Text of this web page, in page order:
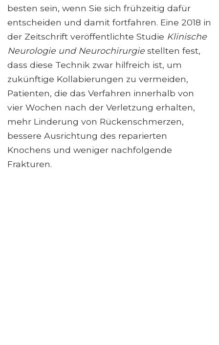
besten sein, wenn Sie sich frühzeitig dafür
entscheiden und damit fortfahren. Eine 2018 in
der Zeitschrift veröffentlichte Studie Klinische
Neurologie und Neurochirurgie stellten fest,
dass diese Technik zwar hilfreich ist, um
zukünftige Kollabierungen zu vermeiden,
Patienten, die das Verfahren innerhalb von
vier Wochen nach der Verletzung erhalten,
mehr Linderung von Rückenschmerzen,
bessere Ausrichtung des reparierten
Knochens und weniger nachfolgende
Frakturen.